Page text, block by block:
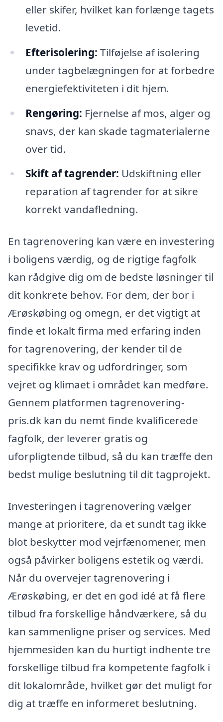
eller skifer, hvilket kan forlænge tagets
levetid.
Efterisolering: Tilføjelse af isolering
under tagbelægningen for at forbedre
energiefektiviteten i dit hjem.
Rengøring: Fjernelse af mos, alger og
snavs, der kan skade tagmaterialerne
over tid.
Skift af tagrender: Udskiftning eller
reparation af tagrender for at sikre
korrekt vandafledning.
En tagrenovering kan være en investering
i boligens værdig, og de rigtige fagfolk
kan rådgive dig om de bedste løsninger til
dit konkrete behov. For dem, der bor i
Ærøskøbing og omegn, er det vigtigt at
finde et lokalt firma med erfaring inden
for tagrenovering, der kender til de
specifikke krav og udfordringer, som
vejret og klimaet i området kan medføre.
Gennem platformen tagrenovering-
pris.dk kan du nemt finde kvalificerede
fagfolk, der leverer gratis og
uforpligtende tilbud, så du kan træffe den
bedst mulige beslutning til dit tagprojekt.
Investeringen i tagrenovering vælger
mange at prioritere, da et sundt tag ikke
blot beskytter mod vejrfænomener, men
også påvirker boligens estetik og værdi.
Når du overvejer tagrenovering i
Ærøskøbing, er det en god idé at få flere
tilbud fra forskellige håndværkere, så du
kan sammenligne priser og services. Med
hjemmesiden kan du hurtigt indhente tre
forskellige tilbud fra kompetente fagfolk i
dit lokalområde, hvilket gør det muligt for
dig at træffe en informeret beslutning.